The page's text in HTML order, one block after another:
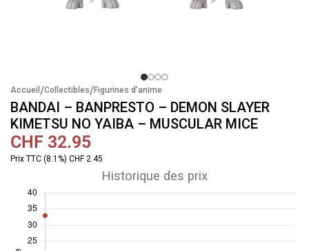
Accueil /Collectibles/Figurines d'anime
BANDAI – BANPRESTO – DEMON SLAYER
KIMETSU NO YAIBA – MUSCULAR MICE
CHF 32.95
Prix TTC (8.1%) CHF 2.45
Historique des prix